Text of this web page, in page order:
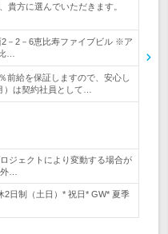
貴方に選んでいただきます。
－2－6恵比寿ファイブビル ※ア
…
給を保証しますので、安心し
は契約社員として…
ジェクトにより変動する場合が
…
日制（土日）* 祝日* GW* 夏季